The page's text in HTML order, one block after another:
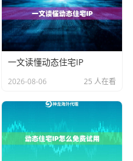
就班，就能做出美味的
功能
功能，因此首先要确认
通常情况下，较为高端
会有这个功能。你可以
上搜索一下型号，看看
一文读懂动态住宅IP
2026-08-06 25 人在看